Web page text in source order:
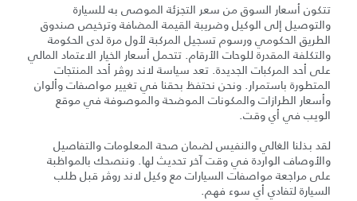
تتكون أسعار السوق من سعر التجزئة الموصى به للسيارة
والتوصيل إلى الوكيل وضريبة القيمة المضافة وترخيص صندوق
الطريق الحكومي ورسوم تسجيل المركبة لأول مرة لدى الحكومة
والتكلفة المقدرة للوحات الأرقام. تتحمل أسعار الخيار الاعتماد المالي
على أحد المركبات الجديدة. تعد سياسة لاند روڤر أحد المنتجات
المتطورة باستمرار. ونحن نحتفظ بحقنا في تغيير مواصفات وألوان
وأسعار الطرازات والمكونات الموضحة والموصوفة في موقع
الويب في أي وقت.
لقد بذلنا الغالي والنفيس لضمان صحة المعلومات والتفاصيل
والأوصاف الواردة في وقت آخر تحديث لها. وننصحك بالمواظبة
على مراجعة مواصفات السيارات مع وكيل لاند روڤر قبل طلب
السيارة لتفادي أي سوء فهم.